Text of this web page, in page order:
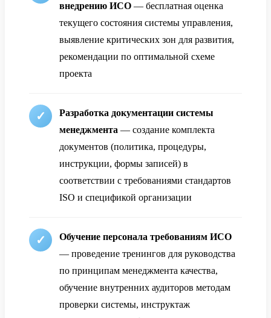
внедрению ИСО — бесплатная оценка
текущего состояния системы управления,
выявление критических зон для развития,
рекомендации по оптимальной схеме
проекта
Разработка документации системы
менеджмента — создание комплекта
документов (политика, процедуры,
инструкции, формы записей) в
соответствии с требованиями стандартов
ISO и спецификой организации
Обучение персонала требованиям ИСО
— проведение тренингов для руководства
по принципам менеджмента качества,
обучение внутренних аудиторов методам
проверки системы, инструктаж